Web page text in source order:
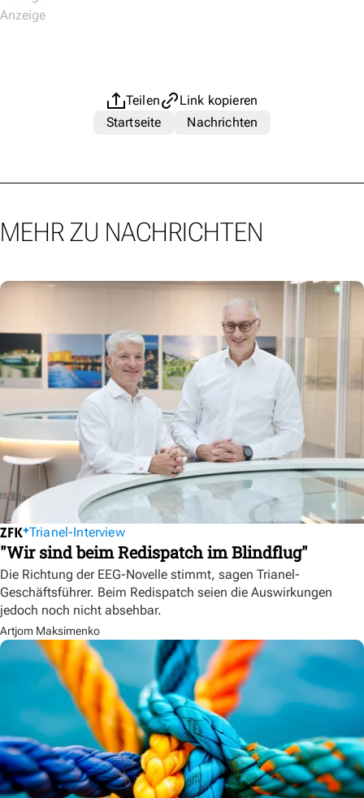
Teilen
Link kopieren
Startseite
Nachrichten
MEHR ZU NACHRICHTEN
Trianel-Interview
"Wir sind beim Redispatch im Blindflug"
Die Richtung der EEG-Novelle stimmt, sagen Trianel-
Geschäftsführer. Beim Redispatch seien die Auswirkungen
jedoch noch nicht absehbar.
Artjom Maksimenko